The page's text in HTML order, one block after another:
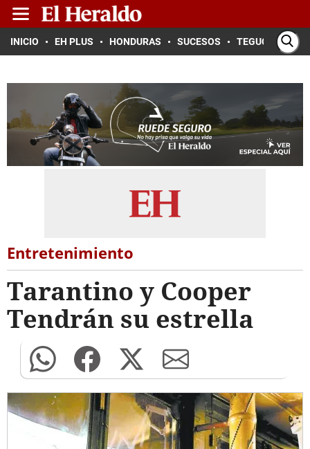
INICIO EH PLUS HONDURAS SUCESOS TEGUCIGALPA
Entretenimiento
Tarantino y Cooper
Tendrán su estrella